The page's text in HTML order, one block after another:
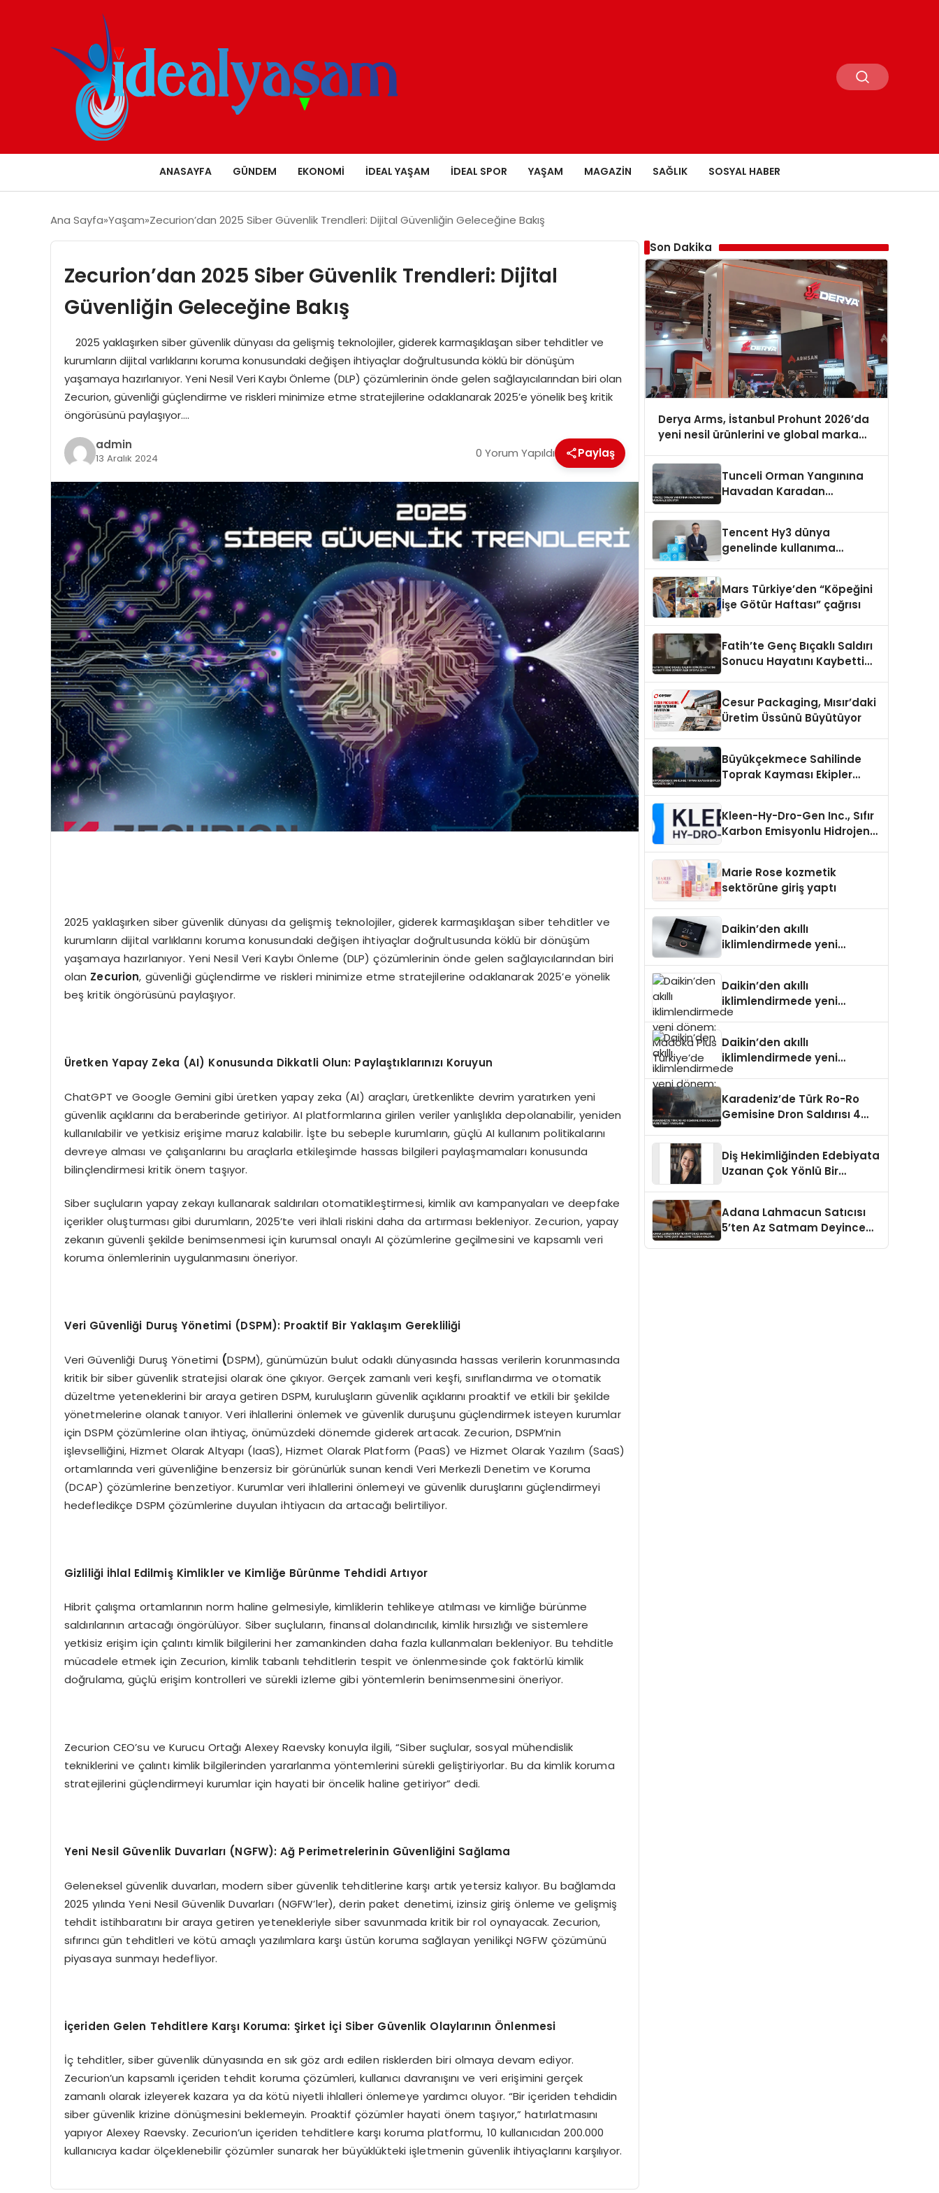
ANASAYFA GÜNDEM EKONOMI İDEAL YAŞAM İDEAL SPOR YAŞAM MAGAZIN SAĞLIK SOSYAL HABER
Ana Sayfa Yaşam Zecurion’dan 2025 Siber Güvenlik Trendleri: Dijital Güvenliğin Geleceğine Bakış
Zecurion’dan 2025 Siber Güvenlik Trendleri: Dijital
Güvenliğin Geleceğine Bakış
2025 yaklaşırken siber güvenlik dünyası da gelişmiş teknolojiler, giderek karmaşıklaşan siber tehditler ve
kurumların dijital varlıklarını koruma konusundaki değişen ihtiyaçlar doğrultusunda köklü bir dönüşüm
yaşamaya hazırlanıyor. Yeni Nesil Veri Kaybı Önleme (DLP) çözümlerinin önde gelen sağlayıcılarından biri olan
Zecurion, güvenliği güçlendirme ve riskleri minimize etme stratejilerine odaklanarak 2025’e yönelik beş kritik
öngörüsünü paylaşıyor….
admin
13 Aralık 2024 0 Yorum Yapıldı Paylaş
2025 yaklaşırken siber güvenlik dünyası da gelişmiş teknolojiler, giderek karmaşıklaşan siber tehditler ve
kurumların dijital varlıklarını koruma konusundaki değişen ihtiyaçlar doğrultusunda köklü bir dönüşüm
yaşamaya hazırlanıyor. Yeni Nesil Veri Kaybı Önleme (DLP) çözümlerinin önde gelen sağlayıcılarından biri
olan Zecurion, güvenliği güçlendirme ve riskleri minimize etme stratejilerine odaklanarak 2025’e yönelik
beş kritik öngörüsünü paylaşıyor.
Üretken Yapay Zeka (AI) Konusunda Dikkatli Olun: Paylaştıklarınızı Koruyun
ChatGPT ve Google Gemini gibi üretken yapay zeka (AI) araçları, üretkenlikte devrim yaratırken yeni
güvenlik açıklarını da beraberinde getiriyor. AI platformlarına girilen veriler yanlışlıkla depolanabilir, yeniden
kullanılabilir ve yetkisiz erişime maruz kalabilir. İşte bu sebeple kurumların, güçlü AI kullanım politikalarını
devreye alması ve çalışanlarını bu araçlarla etkileşimde hassas bilgileri paylaşmamaları konusunda
bilinçlendirmesi kritik önem taşıyor.
Siber suçluların yapay zekayı kullanarak saldırıları otomatikleştirmesi, kimlik avı kampanyaları ve deepfake
içerikler oluşturması gibi durumların, 2025’te veri ihlali riskini daha da artırması bekleniyor. Zecurion, yapay
zekanın güvenli şekilde benimsenmesi için kurumsal onaylı AI çözümlerine geçilmesini ve kapsamlı veri
koruma önlemlerinin uygulanmasını öneriyor.
Veri Güvenliği Duruş Yönetimi (DSPM): Proaktif Bir Yaklaşım Gerekliliği
Veri Güvenliği Duruş Yönetimi (DSPM), günümüzün bulut odaklı dünyasında hassas verilerin korunmasında
kritik bir siber güvenlik stratejisi olarak öne çıkıyor. Gerçek zamanlı veri keşfi, sınıflandırma ve otomatik
düzeltme yeteneklerini bir araya getiren DSPM, kuruluşların güvenlik açıklarını proaktif ve etkili bir şekilde
yönetmelerine olanak tanıyor. Veri ihlallerini önlemek ve güvenlik duruşunu güçlendirmek isteyen kurumlar
için DSPM çözümlerine olan ihtiyaç, önümüzdeki dönemde giderek artacak. Zecurion, DSPM’nin
işlevselliğini, Hizmet Olarak Altyapı (IaaS), Hizmet Olarak Platform (PaaS) ve Hizmet Olarak Yazılım (SaaS)
ortamlarında veri güvenliğine benzersiz bir görünürlük sunan kendi Veri Merkezli Denetim ve Koruma
(DCAP) çözümlerine benzetiyor. Kurumlar veri ihlallerini önlemeyi ve güvenlik duruşlarını güçlendirmeyi
hedefledikçe DSPM çözümlerine duyulan ihtiyacın da artacağı belirtiliyor.
Gizliliği İhlal Edilmiş Kimlikler ve Kimliğe Bürünme Tehdidi Artıyor
Hibrit çalışma ortamlarının norm haline gelmesiyle, kimliklerin tehlikeye atılması ve kimliğe bürünme
saldırılarının artacağı öngörülüyor. Siber suçluların, finansal dolandırıcılık, kimlik hırsızlığı ve sistemlere
yetkisiz erişim için çalıntı kimlik bilgilerini her zamankinden daha fazla kullanmaları bekleniyor. Bu tehditle
mücadele etmek için Zecurion, kimlik tabanlı tehditlerin tespit ve önlenmesinde çok faktörlü kimlik
doğrulama, güçlü erişim kontrolleri ve sürekli izleme gibi yöntemlerin benimsenmesini öneriyor.
Zecurion CEO’su ve Kurucu Ortağı Alexey Raevsky konuyla ilgili, “Siber suçlular, sosyal mühendislik
tekniklerini ve çalıntı kimlik bilgilerinden yararlanma yöntemlerini sürekli geliştiriyorlar. Bu da kimlik koruma
stratejilerini güçlendirmeyi kurumlar için hayati bir öncelik haline getiriyor” dedi.
Yeni Nesil Güvenlik Duvarları (NGFW): Ağ Perimetrelerinin Güvenliğini Sağlama
Geleneksel güvenlik duvarları, modern siber güvenlik tehditlerine karşı artık yetersiz kalıyor. Bu bağlamda
2025 yılında Yeni Nesil Güvenlik Duvarları (NGFW’ler), derin paket denetimi, izinsiz giriş önleme ve gelişmiş
tehdit istihbaratını bir araya getiren yetenekleriyle siber savunmada kritik bir rol oynayacak. Zecurion,
sıfırıncı gün tehditleri ve kötü amaçlı yazılımlara karşı üstün koruma sağlayan yenilikçi NGFW çözümünü
piyasaya sunmayı hedefliyor.
İçeriden Gelen Tehditlere Karşı Koruma: Şirket İçi Siber Güvenlik Olaylarının Önlenmesi
İç tehditler, siber güvenlik dünyasında en sık göz ardı edilen risklerden biri olmaya devam ediyor.
Zecurion’un kapsamlı içeriden tehdit koruma çözümleri, kullanıcı davranışını ve veri erişimini gerçek
zamanlı olarak izleyerek kazara ya da kötü niyetli ihlalleri önlemeye yardımcı oluyor. “Bir içeriden tehdidin
siber güvenlik krizine dönüşmesini beklemeyin. Proaktif çözümler hayati önem taşıyor,” hatırlatmasını
yapıyor Alexey Raevsky. Zecurion’un içeriden tehditlere karşı koruma platformu, 10 kullanıcıdan 200.000
kullanıcıya kadar ölçeklenebilir çözümler sunarak her büyüklükteki işletmenin güvenlik ihtiyaçlarını karşılıyor.
Son Dakika
Derya Arms, İstanbul Prohunt 2026’da
yeni nesil ürünlerini ve global marka
Tunceli Orman Yangınına
Havadan Karadan
Tencent Hy3 dünya
genelinde kullanıma
Mars Türkiye’den “Köpeğini
İşe Götür Haftası” çağrısı
Fatih’te Genç Bıçaklı Saldırı
Sonucu Hayatını Kaybetti
Cesur Packaging, Mısır’daki
Üretim Üssünü Büyütüyor
Büyükçekmece Sahilinde
Toprak Kayması Ekipler
Kleen-Hy-Dro-Gen Inc., Sıfır
Karbon Emisyonlu Hidrojen
Aldı
Marie Rose kozmetik
sektörüne giriş yaptı
Daikin’den akıllı
iklimlendirmede yeni
Daikin’den akıllı
iklimlendirmede yeni
dönem: Madoka Plus
Daikin’den akıllı
iklimlendirmede yeni
dönem: Madoka Plus
Karadeniz’de Türk Ro-Ro
Gemisine Dron Saldırısı 4
Diş Hekimliğinden Edebiyata
Uzanan Çok Yönlü Bir
Adana Lahmacun Satıcısı
5’ten Az Satmam Deyince